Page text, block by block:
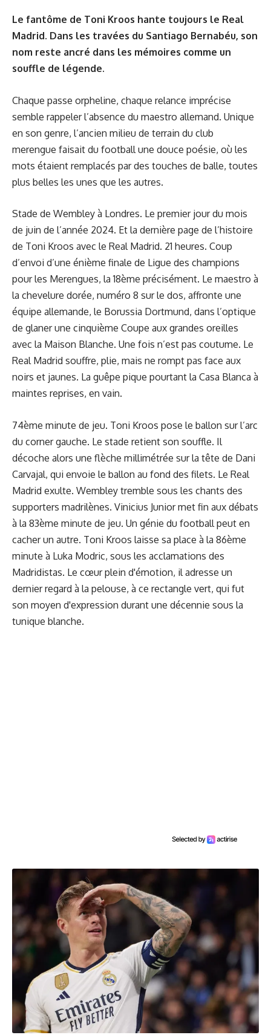
Le fantôme de Toni Kroos hante toujours le Real
Madrid. Dans les travées du Santiago Bernabéu, son
nom reste ancré dans les mémoires comme un
souffle de légende.
Chaque passe orpheline, chaque relance imprécise
semble rappeler l’absence du maestro allemand. Unique
en son genre, l’ancien milieu de terrain du club
merengue faisait du football une douce poésie, où les
mots étaient remplacés par des touches de balle, toutes
plus belles les unes que les autres.
Stade de Wembley à Londres. Le premier jour du mois
de juin de l’année 2024. Et la dernière page de l’histoire
de Toni Kroos avec le Real Madrid. 21 heures. Coup
d’envoi d’une énième finale de Ligue des champions
pour les Merengues, la 18ème précisément. Le maestro à
la chevelure dorée, numéro 8 sur le dos, affronte une
équipe allemande, le Borussia Dortmund, dans l’optique
de glaner une cinquième Coupe aux grandes oreilles
avec la Maison Blanche. Une fois n’est pas coutume. Le
Real Madrid souffre, plie, mais ne rompt pas face aux
noirs et jaunes. La guêpe pique pourtant la Casa Blanca à
maintes reprises, en vain.
74ème minute de jeu. Toni Kroos pose le ballon sur l’arc
du corner gauche. Le stade retient son souffle. Il
décoche alors une flèche millimétrée sur la tête de Dani
Carvajal, qui envoie le ballon au fond des filets. Le Real
Madrid exulte. Wembley tremble sous les chants des
supporters madrilènes. Vinicius Junior met fin aux débats
à la 83ème minute de jeu. Un génie du football peut en
cacher un autre. Toni Kroos laisse sa place à la 86ème
minute à Luka Modric, sous les acclamations des
Madridistas. Le cœur plein d'émotion, il adresse un
dernier regard à la pelouse, à ce rectangle vert, qui fut
son moyen d'expression durant une décennie sous la
tunique blanche.